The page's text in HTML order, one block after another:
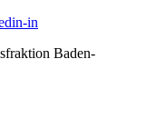
in